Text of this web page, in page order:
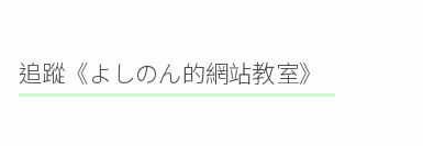
追蹤《よしのん的網站教室》